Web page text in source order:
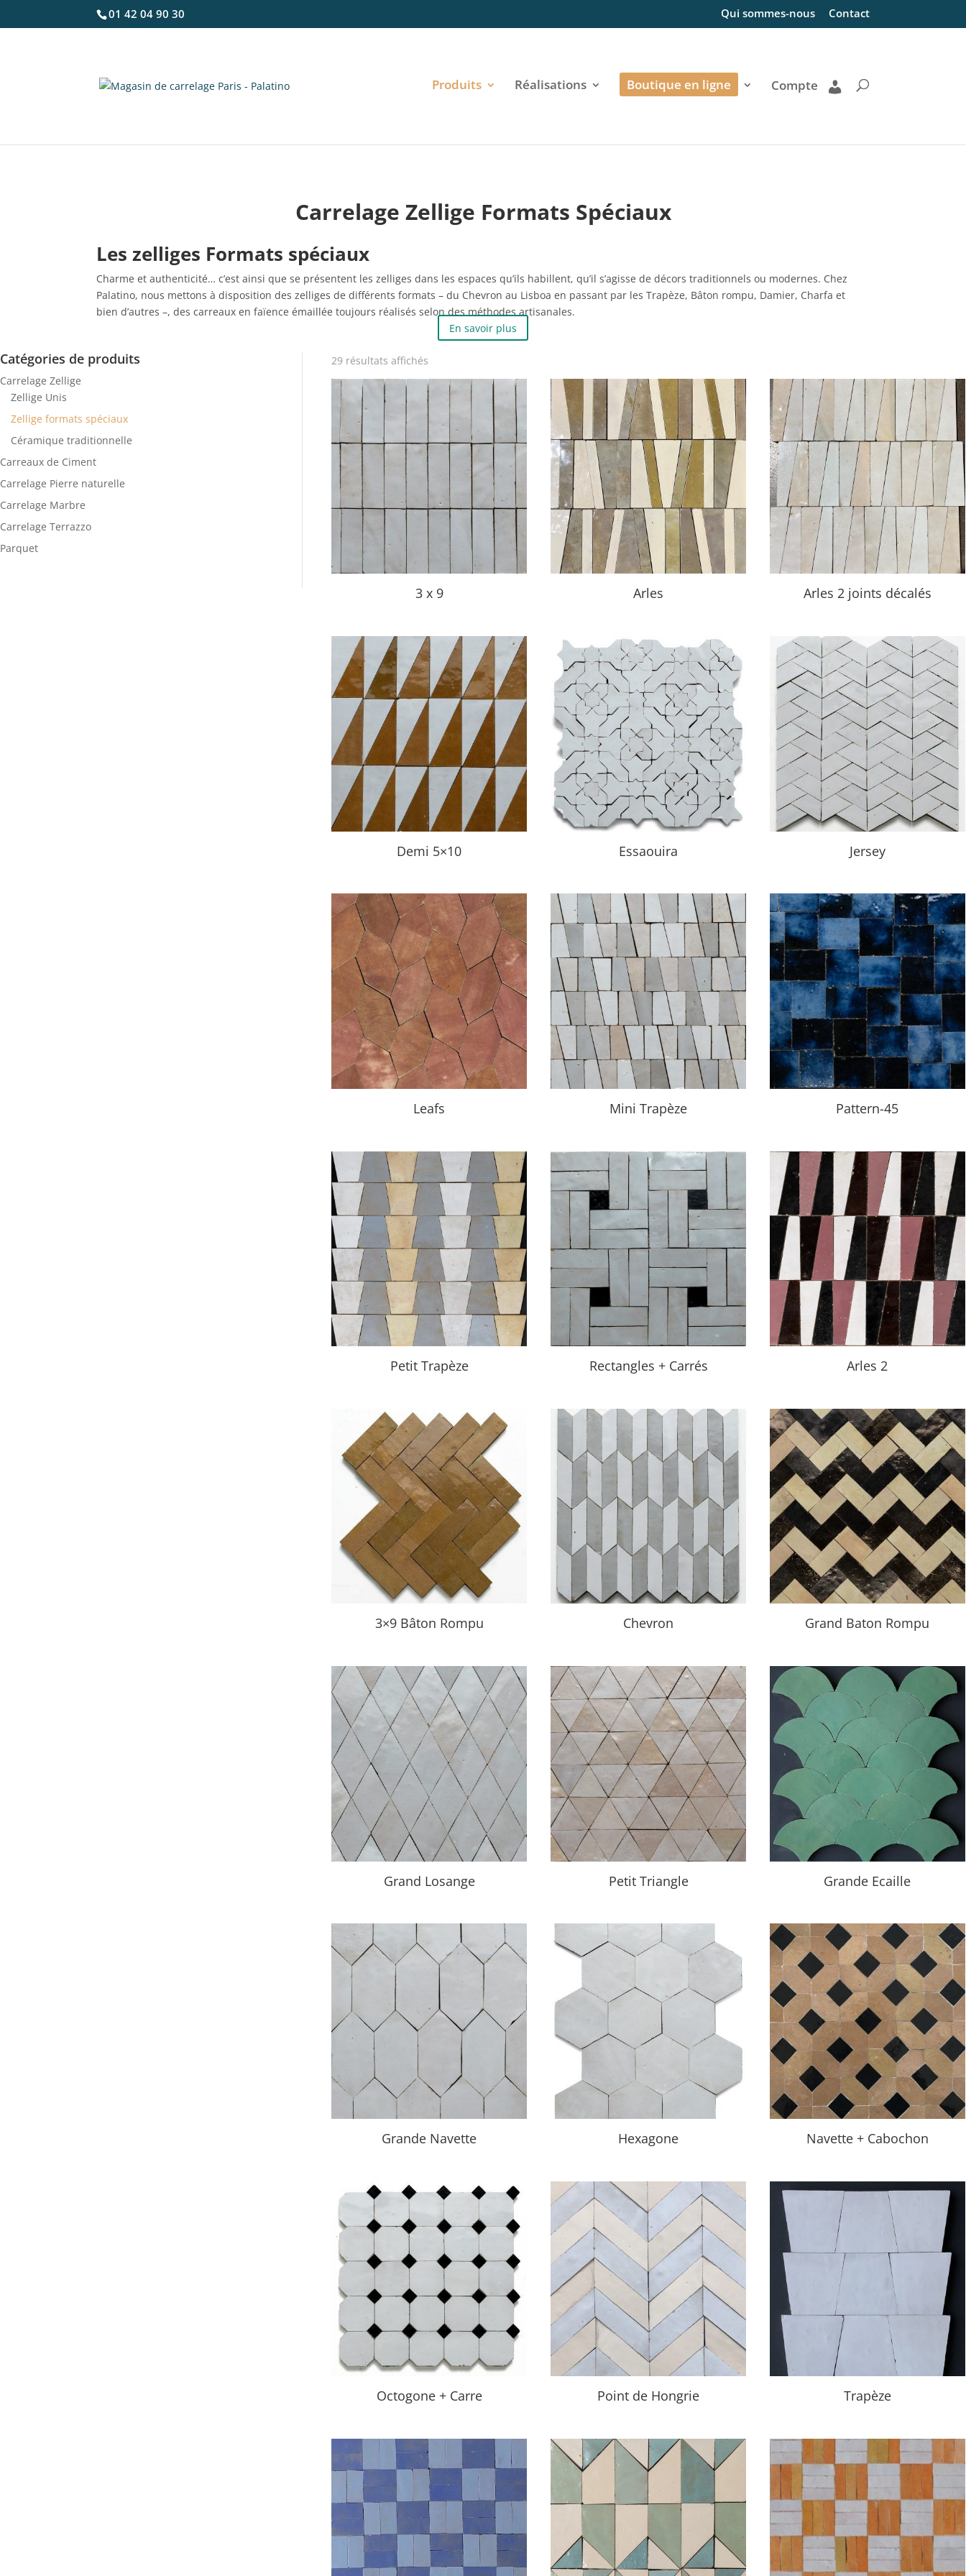
01 42 04 90 30 Qui sommes-nous Contact
Produits Réalisations Boutique en ligne Compte
Carrelage Zellige Formats Spéciaux
Les zelliges Formats spéciaux
Charme et authenticité… c’est ainsi que se présentent les zelliges dans les espaces qu’ils habillent, qu’il s’agisse de décors traditionnels ou modernes. Chez
Palatino, nous mettons à disposition des zelliges de différents formats – du Chevron au Lisboa en passant par les Trapèze, Bâton rompu, Damier, Charfa et
bien d’autres –, des carreaux en faïence émaillée toujours réalisés selon des méthodes artisanales.
En savoir plus
Catégories de produits
Carrelage Zellige
Zellige Unis
Zellige formats spéciaux
Céramique traditionnelle
Carreaux de Ciment
Carrelage Pierre naturelle
Carrelage Marbre
Carrelage Terrazzo
Parquet
29 résultats affichés
3 x 9 Arles Arles 2 joints décalés
Demi 5×10 Essaouira Jersey
Leafs Mini Trapèze Pattern-45
Petit Trapèze Rectangles + Carrés Arles 2
3×9 Bâton Rompu Chevron Grand Baton Rompu
Grand Losange Petit Triangle Grande Ecaille
Grande Navette Hexagone Navette + Cabochon
Octogone + Carre Point de Hongrie Trapèze